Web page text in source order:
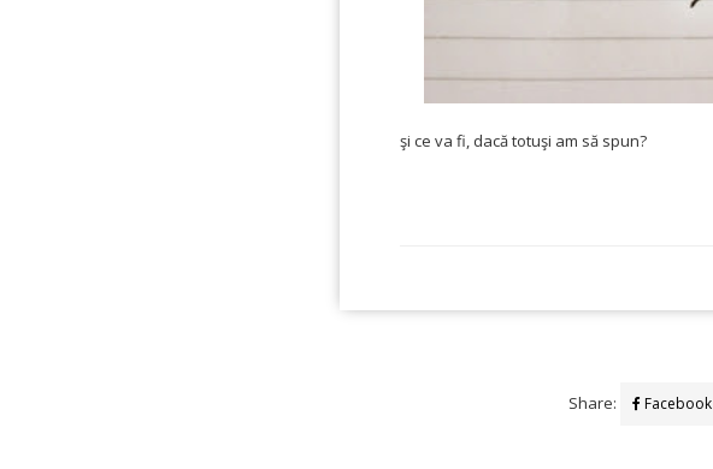
şi ce va fi, dacă totuşi am să spun?
Share: Facebook